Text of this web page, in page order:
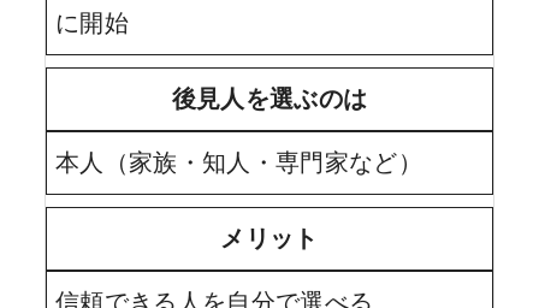
に開始
後見人を選ぶのは
本人（家族・知人・専門家など）
メリット